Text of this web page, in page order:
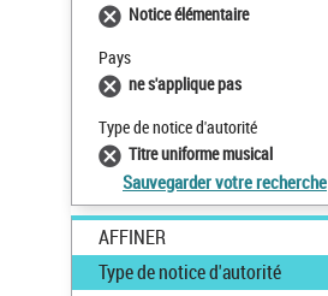
Notice élémentaire
Pays
ne s'applique pas
Type de notice d'autorité
Titre uniforme musical
Sauvegarder votre recherche
AFFINER
Type de notice d'autorité